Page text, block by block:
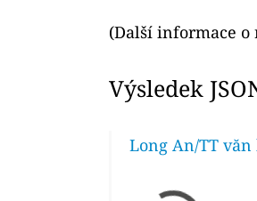
(Další informace
Výsledek
Long An/TT văn